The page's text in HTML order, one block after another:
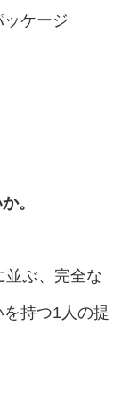
ケージ
。
ぶ、完全な
持つ1人の提